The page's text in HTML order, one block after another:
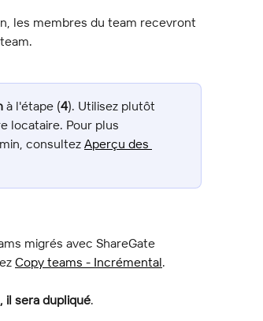
les membres du team recevront
à l'étape (4). Utilisez plutôt
locataire. Pour plus
consultez Aperçu des
migrés avec ShareGate
Copy teams - Incrémental.
il sera dupliqué.